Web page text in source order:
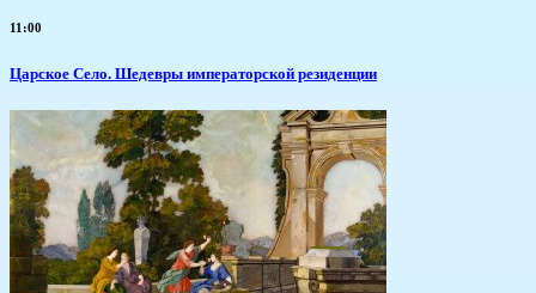
11:00
Царское Село. Шедевры императорской резиденции